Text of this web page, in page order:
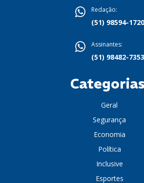
Redação:
(51) 98594-1720
Assinantes:
(51) 98482-7353
Geral
Segurança
Economia
Política
Inclusive
Esportes